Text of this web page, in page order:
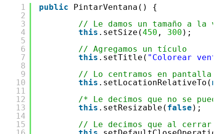
1
2
3
4
5
6
7
8
9
10
11
12
13
14
15
public
PintarVentana() {
// Le damos un tamaño a la
this .setSize(450 , 300 );
// Agregamos un tículo
this .setTitle( "Colorear
// Lo centramos en pantalla
this .setLocationRelativeTo(
/* Le decimos que no se
this .setResizable( false );
// Le decimos que al cerrar